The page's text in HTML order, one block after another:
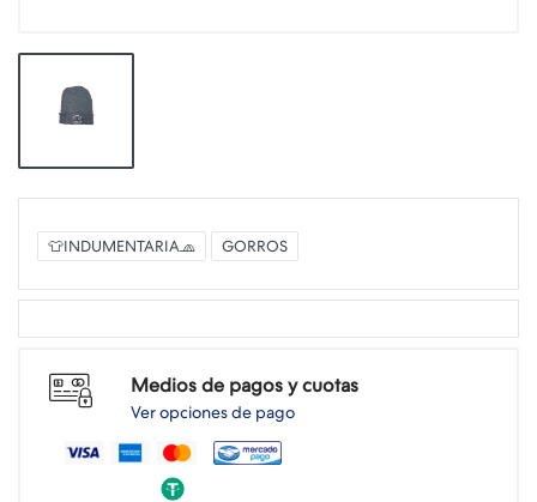
👕INDUMENTARIA🧢 GORROS
Medios de pagos y cuotas
Ver opciones de pago